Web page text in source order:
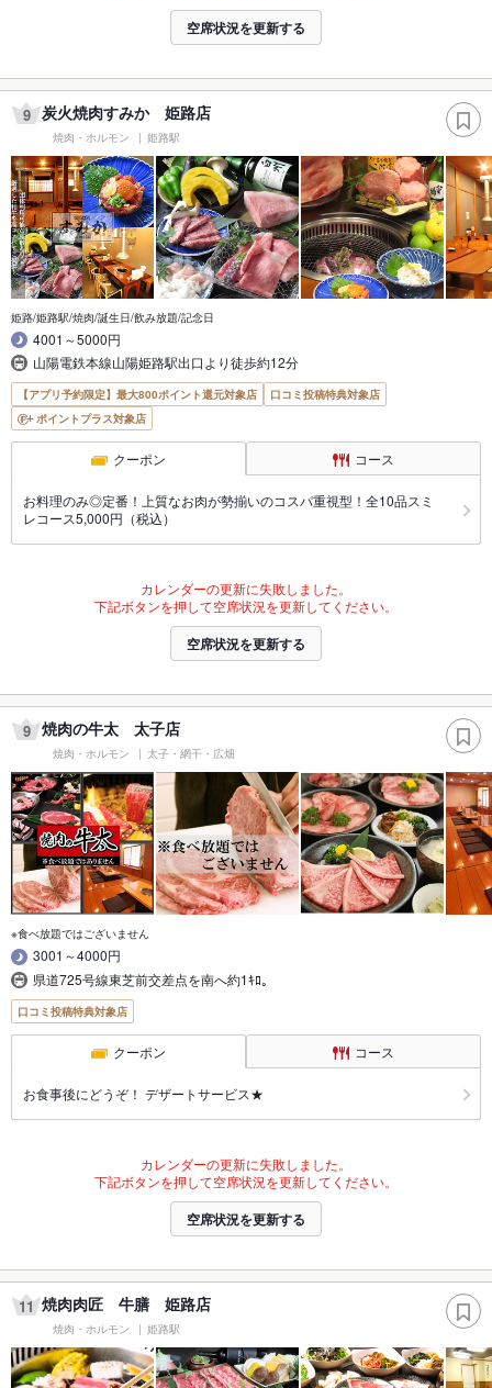
空席状況を更新する
9 炭火焼肉すみか 姫路店
焼肉・ホルモン 姫路駅
姫路/姫路駅/焼肉/誕生日/飲み放題/記念日
4001～5000円
山陽電鉄本線山陽姫路駅出口より徒歩約12分
【アプリ予約限定】最大800ポイント還元対象店
口コミ投稿特典対象店
ポイントプラス対象店
クーポン コース
お料理のみ◎定番！上質なお肉が勢揃いのコスパ重視型！全10品スミ
レコース5,000円（税込）
カレンダーの更新に失敗しました。
下記ボタンを押して空席状況を更新してください。
空席状況を更新する
9 焼肉の牛太 太子店
焼肉・ホルモン 太子・網干・広畑
※食べ放題ではございません
3001～4000円
県道725号線東芝前交差点を南へ約1ｷﾛ｡
口コミ投稿特典対象店
クーポン コース
お食事後にどうぞ！ デザートサービス★
カレンダーの更新に失敗しました。
下記ボタンを押して空席状況を更新してください。
空席状況を更新する
11 焼肉肉匠 牛膳 姫路店
焼肉・ホルモン 姫路駅